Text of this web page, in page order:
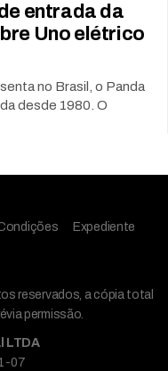
entrada da
Uno elétrico
no Brasil, o Panda
desde 1980. O
Expediente
reservados, a cópia total
permissão.
LTDA
07